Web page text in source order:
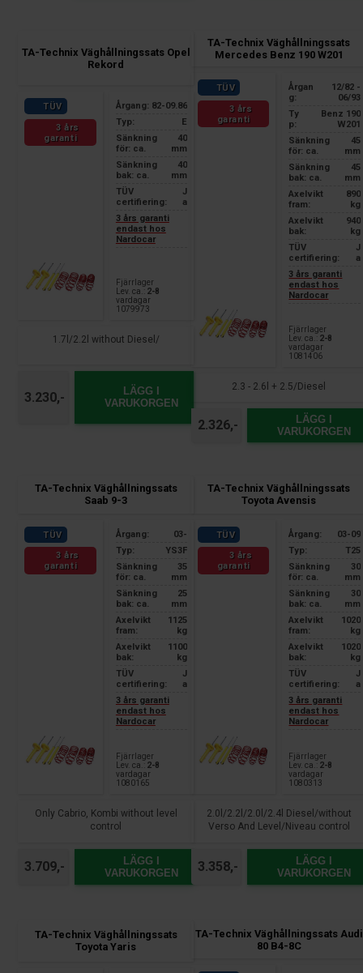
TA-Technix Väghållningssats Opel
Rekord
TÜV
3 års
garanti
Årgang: 82-09.86
Typ:
E
Sänkning
för: ca.
40
mm
Sänkning
bak: ca.
40
mm
TÜV
certifiering:
J
a
3 års garanti
endast hos
Nardocar
Fjärrlager
Lev. ca.: 2-8
vardagar
1079973
1.7l/2.2l without Diesel/
3.230,-
LÄGG I
VARUKORGEN
TA-Technix Väghållningssats
Mercedes Benz 190 W201
TÜV
3 års
garanti
Årgan
g:
12/82 -
06/93
Ty
p:
Benz 190
W201
Sänkning
för: ca.
45
mm
Sänkning
bak: ca.
45
mm
Axelvikt
fram:
890
kg
Axelvikt
bak:
940
kg
TÜV
certifiering:
J
a
3 års garanti
endast hos
Nardocar
Fjärrlager
Lev. ca.: 2-8
vardagar
1081406
2.3 - 2.6l + 2.5/Diesel
2.326,-
LÄGG I
VARUKORGEN
TA-Technix Väghållningssats
Saab 9-3
TÜV
3 års
garanti
Årgang:
03-
Typ:
YS3F
Sänkning
för: ca.
35
mm
Sänkning
bak: ca.
25
mm
Axelvikt
fram:
1125
kg
Axelvikt
bak:
1100
kg
TÜV
certifiering:
J
a
3 års garanti
endast hos
Nardocar
Fjärrlager
Lev. ca.:
2-8
vardagar
1080165
Only Cabrio, Kombi without level
control
3.709,-
LÄGG I
VARUKORGEN
TA-Technix Väghållningssats
Toyota Avensis
TÜV
3 års
garanti
Årgang:
03-09
Typ:
T25
Sänkning
för: ca.
30
mm
Sänkning
bak: ca.
30
mm
Axelvikt
fram:
1020
kg
Axelvikt
bak:
1020
kg
TÜV
certifiering:
J
a
3 års garanti
endast hos
Nardocar
Fjärrlager
Lev. ca.: 2-8
vardagar
1080313
2.0l/2.2l/2.0l/2.4l Diesel/without
Verso And Level/Niveau control
3.358,-
LÄGG I
VARUKORGEN
TA-Technix Väghållningssats
Toyota Yaris
TA-Technix Väghållningssats Audi
80 B4-8C